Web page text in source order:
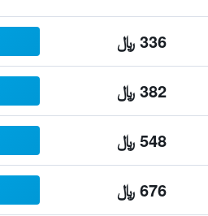
336 ﷼
382 ﷼
548 ﷼
676 ﷼